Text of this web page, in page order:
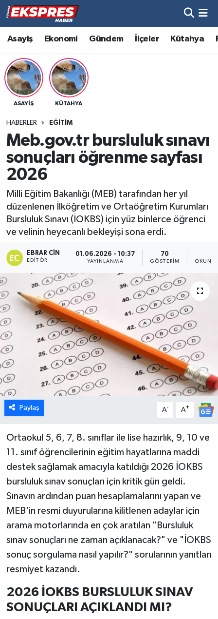
Asayiş Ekonomi Gündem İlçeler Kütahya
ASAYIŞ KÜTAHYA
HABERLER EĞITIM
Meb.gov.tr bursluluk sınavı
sonuçları öğrenme sayfası
2026
Milli Eğitim Bakanlığı (MEB) tarafından her yıl
düzenlenen İlköğretim ve Ortaöğretim Kurumları
Bursluluk Sınavı (İOKBS) için yüz binlerce öğrenci
ve velinin heyecanlı bekleyişi sona erdi.
EBRAR CIN
EDITÖR
01.06.2026 - 10:37
YAYINLANMA
70
GÖSTERIM
Paylaş A- A+
Ortaokul 5, 6, 7, 8. sınıflar ile lise hazırlık, 9, 10 ve
11. sınıf öğrencilerinin eğitim hayatlarına maddi
destek sağlamak amacıyla katıldığı 2026 İOKBS
bursluluk sınav sonuçları için kritik gün geldi.
Sınavın ardından puan hesaplamalarını yapan ve
MEB'in resmi duyurularına kilitlenen adaylar için
arama motorlarında en çok aratılan "Bursluluk
sınav sonuçları ne zaman açıklanacak?" ve "İOKBS
sonuç sorgulama nasıl yapılır?" sorularının yanıtları
resmiyet kazandı.
2026 İOKBS BURSLULUK SINAV
SONUÇLARI AÇIKLANDI MI?
Altıntaş
Asayiş
Aslanapa
Bölge
Çavdarhisar
Dumlupınar
Dünya
Eğitim
Ekonomi
Emet
Foto Galeri
Genel
Gündem
Hisarcık
İlçeler
Köşe Yazıları
Kültür Sanat
Magazin
Otomobil
Pazarlar
Hava Durumu
Trafik Durumu
Süper Lig Puan Durumu ve Fikstür
Son Dakika Haberleri
Haber Arşivi